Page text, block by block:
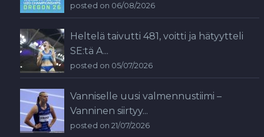
posted on 06/08/2026
Heltelä taivutti 481, voitti ja hätyytteli
SE:tä A...
posted on 05/07/2026
Vanniselle uusi valmennustiimi –
Vanninen siirtyy...
posted on 21/07/2026